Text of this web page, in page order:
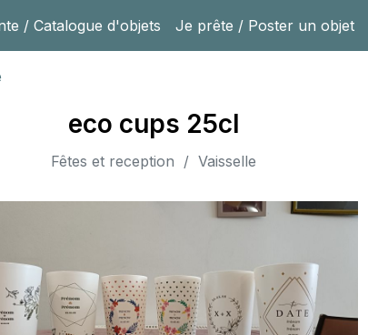
/ Catalogue d'objets Je prête / Poster un objet
eco cups 25cl
Fêtes et reception / Vaisselle